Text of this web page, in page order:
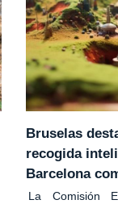
Bruselas
recogida
Barcelona
La Comisión